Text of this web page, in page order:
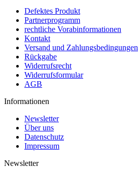
Defektes Produkt
Partnerprogramm
rechtliche Vorabinformationen
Kontakt
Versand und Zahlungsbedingungen
Rückgabe
Widerrufsrecht
Widerrufsformular
AGB
Informationen
Newsletter
Über uns
Datenschutz
Impressum
Newsletter